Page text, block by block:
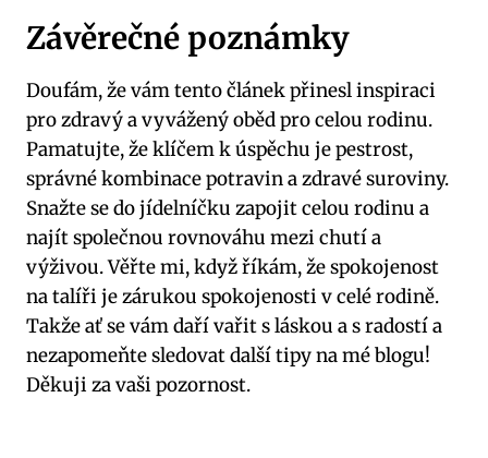
Závěrečné ⁣poznámky
Doufám,⁣ že ‌vám tento ‍článek přinesl inspiraci
pro zdravý ⁣a⁣ vyvážený ​oběd pro celou ​rodinu.
Pamatujte,‌ že klíčem k úspěchu‌ je pestrost,
⁢správné​ kombinace‍ potravin⁣ a zdravé suroviny.​
Snažte se ‍do jídelníčku ​zapojit celou‍ rodinu ⁢a
‌najít společnou rovnováhu mezi⁣ chutí a⁣
výživou. Věřte mi, když říkám, že ​spokojenost‍
na ⁣talíři ⁣je zárukou spokojenosti v celé rodině.
Takže ať se vám daří vařit s láskou a s radostí ⁤a​
nezapomeňte sledovat‌ další tipy na mé blogu!
Děkuji ⁣za vaši ⁤pozornost.